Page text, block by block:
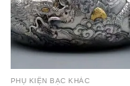
PHỤ KIỆN BẠC KHÁC